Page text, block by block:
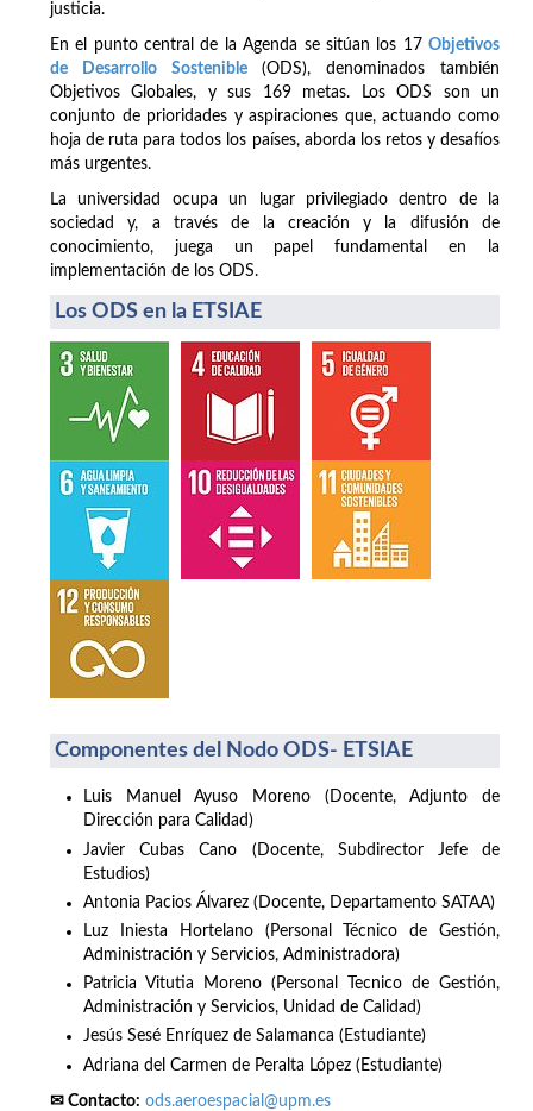
justicia.
En el punto central de la Agenda se sitúan los 17 Objetivos
de Desarrollo Sostenible(ODS), denominados también
Objetivos Globales, y sus 169 metas. Los ODS son un
conjunto de prioridades y aspiraciones que, actuando como
hoja de ruta para todos los países, aborda los retos y desafíos
más urgentes.
La universidad ocupa un lugar privilegiado dentro de la
sociedad y, a través de la creación y la difusión de
conocimiento, juega un papel fundamental en la
implementación de los ODS.
Los ODS en la ETSIAE
Componentes del Nodo ODS- ETSIAE
Luis Manuel Ayuso Moreno (Docente, Adjunto de
Dirección para Calidad)
Javier Cubas Cano (Docente, Subdirector Jefe de
Estudios)
Antonia Pacios Álvarez (Docente, Departamento SATAA)
Luz Iniesta Hortelano (Personal Técnico de Gestión,
Administración y Servicios, Administradora)
Patricia Vitutia Moreno (Personal Tecnico de Gestión,
Administración y Servicios, Unidad de Calidad)
Jesús Sesé Enríquez de Salamanca (Estudiante)
Adriana del Carmen de Peralta López (Estudiante)
✉ Contacto: ods.aeroespacial@upm.es